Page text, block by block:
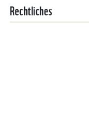
Rechtliches